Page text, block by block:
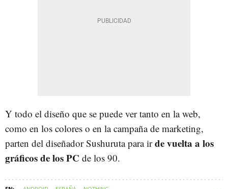
Y todo el diseño que se puede ver tanto en la web,
como en los colores o en la campaña de marketing,
parten del diseñador Sushuruta para irde vuelta a los
gráficos de los PC de los 90.